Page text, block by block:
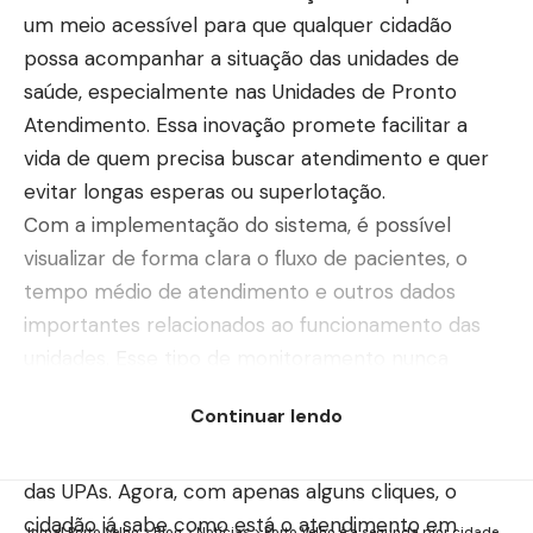
um meio acessível para que qualquer cidadão
possa acompanhar a situação das unidades de
saúde, especialmente nas Unidades de Pronto
Atendimento. Essa inovação promete facilitar a
vida de quem precisa buscar atendimento e quer
evitar longas esperas ou superlotação.
Com a implementação do sistema, é possível
visualizar de forma clara o fluxo de pacientes, o
tempo médio de atendimento e outros dados
importantes relacionados ao funcionamento das
resposta às antigas reclamações sobre a
das UPAs. Agora, com apenas alguns cliques, o
cidadão já sabe como está o atendimento em
Continuar lendo